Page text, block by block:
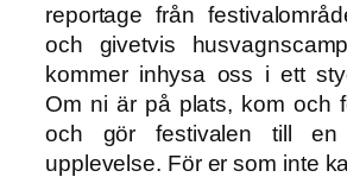
reportage från
och givetvis
kommer inhysa oss i ett
Om ni är på plats, kom och
och gör festivalen till en
upplevelse. För er som inte